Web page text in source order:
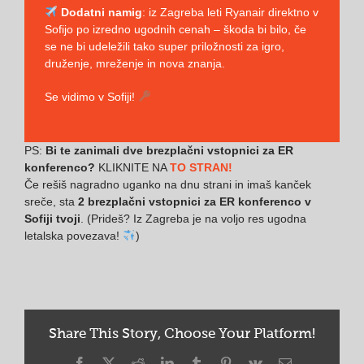
Dodatni namig: iz Zagreba leti Ryanair direktno v
Sofijo po izredno ugodnih cenah – škoda bi bilo, če
se ne bi udeležili tako super priložnosti za igro,
druženje, mreženje in nova znanja.
Se vidimo v Sofiji!
PS: Bi te zanimali dve brezplačni vstopnici za ER
konferenco? KLIKNITE NATO STRAN!
Če rešiš nagradno uganko na dnu strani in imaš kanček
sreče, sta 2 brezplačni vstopnici za ER konferenco v
Sofiji tvoji . (Prideš? Iz Zagreba je na voljo res ugodna
letalska povezava!
)
Share This Story, Choose Your Platform!